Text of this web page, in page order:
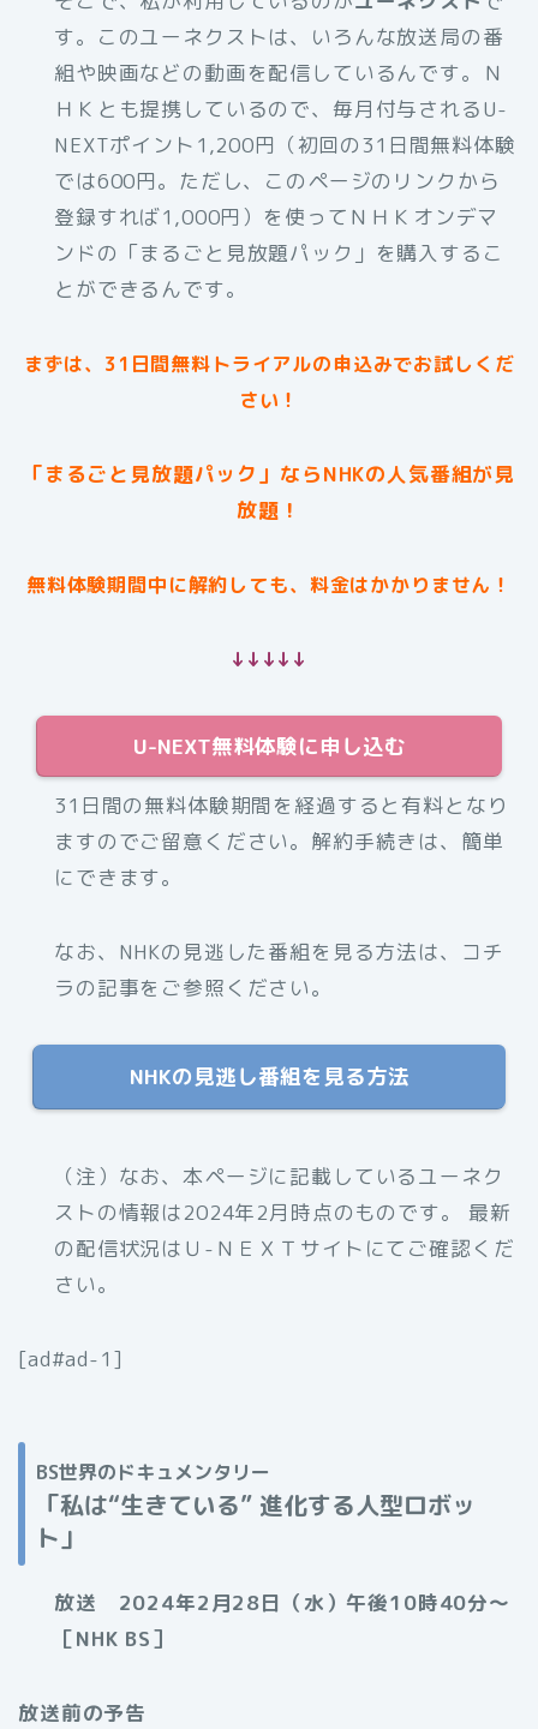
す。このユーネクストは、いろんな放送局の番
組や映画などの動画を配信しているんです。Ｎ
ＨＫとも提携しているので、毎月付与されるU-
NEXTポイント1,200円（初回の31日間無料体験
では600円。ただし、このページのリンクから
登録すれば1,000円）を使ってＮＨＫオンデマ
ンドの「まるごと見放題パック」を購入するこ
とができるんです。
まずは、31日間無料トライアルの申込みでお試しくだ
さい！
「まるごと見放題パック」ならNHKの人気番組が見
放題！
無料体験期間中に解約しても、料金はかかりません！
↓↓↓↓↓
U-NEXT無料体験に申し込む
31日間の無料体験期間を経過すると有料となり
ますのでご留意ください。解約手続きは、簡単
にできます。
なお、NHKの見逃した番組を見る方法は、コチ
ラの記事をご参照ください。
NHKの見逃し番組を見る方法
（注）なお、本ページに記載しているユーネク
ストの情報は2024年2月時点のものです。 最新
の配信状況はＵ-ＮＥＸＴサイトにてご確認くだ
さい。
[ad#ad-1]
BS世界のドキュメンタリー
「私は“生きている” 進化する人型ロボッ
ト」
放送 2024年2月28日（水）午後10時40分〜
［NHK BS］
放送前の予告